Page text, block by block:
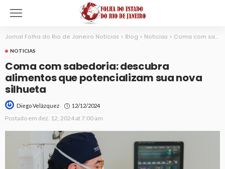
Jornal Folha do Rio de Janeiro Notícias > Blog > Noticias > Coma com sabedoria: descubra alimentos que potencializam sua nova silhueta
NOTICIAS
Coma com sabedoria: descubra
alimentos que potencializam sua nova
silhueta
Diego Velázquez 12/12/2024
Postado em dez. 12, 2024 at 7:00 am